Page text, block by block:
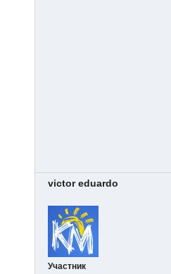
victor eduardo
Участник